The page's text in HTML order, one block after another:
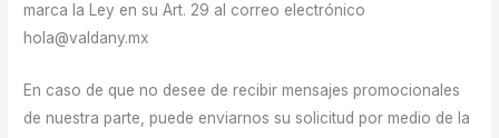
marca la Ley en su Art. 29 al correo electrónico
hola@valdany.mx
En caso de que no desee de recibir mensajes promocionales
de nuestra parte, puede enviarnos su solicitud por medio de la